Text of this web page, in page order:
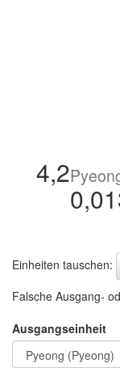
4,2
Einheiten tauschen:
Falsche Ausgang-
Ausgangseinheit